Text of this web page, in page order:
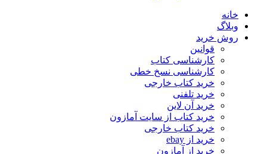
خانه
وبلاگ
روش خرید
قوانین
کارشناسی کتاب
کارشناسی نسخ خطی
خرید کتاب خارجی
خرید تلفنی
خرید آن لاین
خرید کتاب از سایت آمازون
خرید کتاب خارجی
خرید از ebay
خرید از آمازون